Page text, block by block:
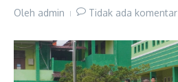
Oleh admin Tidak ada komentar